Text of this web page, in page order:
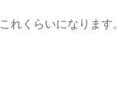
れくらいになります。